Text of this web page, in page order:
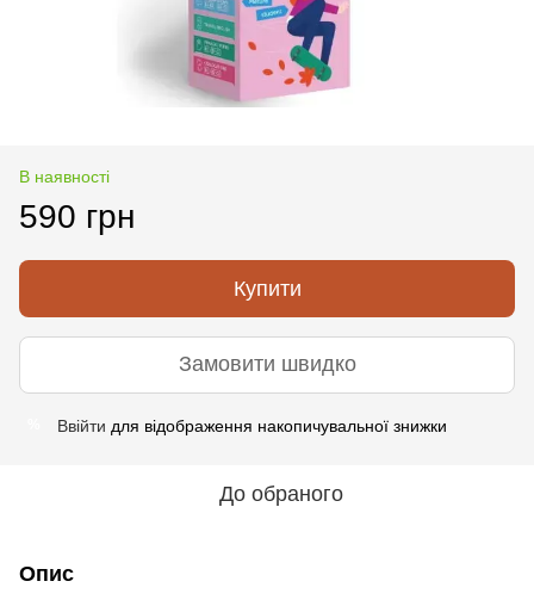
В наявності
590 грн
Купити
Замовити швидко
Ввійти для відображення накопичувальної знижки
До обраного
Опис